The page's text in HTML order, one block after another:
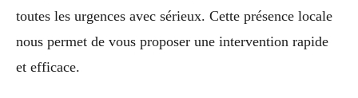
toutes les urgences avec sérieux. Cette présence locale
nous permet de vous proposer une intervention rapide
et efficace.